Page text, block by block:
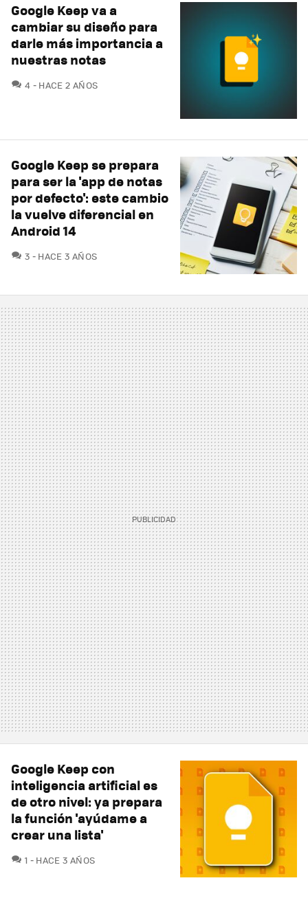
Google Keep va a
cambiar su diseño para
darle más importancia a
nuestras notas
4 COMENTARIOS
HACE 2 AÑOS
Google Keep se prepara
para ser la 'app de notas
por defecto': este cambio
la vuelve diferencial en
Android 14
3 COMENTARIOS
HACE 3 AÑOS
Google Keep con
inteligencia artificial es
de otro nivel: ya prepara
la función 'ayúdame a
crear una lista'
1 COMENTARIOS
HACE 3 AÑOS